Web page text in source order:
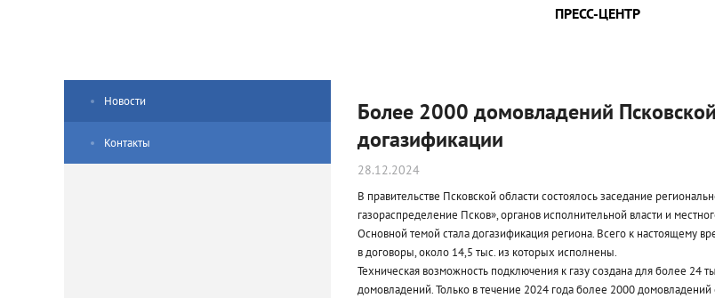
ПРЕСС-ЦЕНТР
Новости
Контакты
Более 2000 домовладений
догазификации
28.12.2024
В правительстве Псковской области состоялось заседание
газораспределение Псков», органов исполнительной власти и
Основной темой стала догазификация региона. Всего к настоящему
в договоры, около 14,5 тыс. из которых исполнены.
Техническая возможность подключения к газу создана для более 24
домовладений. Только в течение 2024 года более 2000